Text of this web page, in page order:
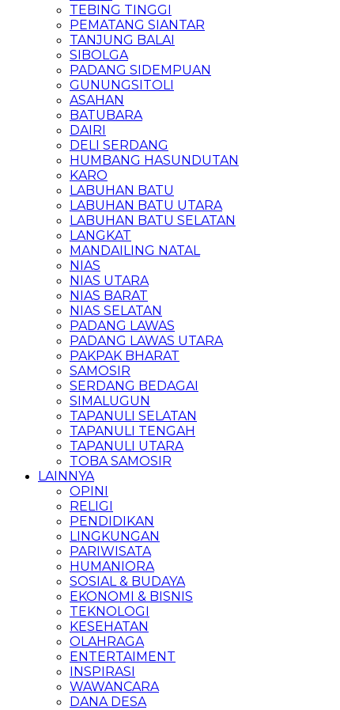
TEBING TINGGI
PEMATANG SIANTAR
TANJUNG BALAI
SIBOLGA
PADANG SIDEMPUAN
GUNUNGSITOLI
ASAHAN
BATUBARA
DAIRI
DELI SERDANG
HUMBANG HASUNDUTAN
KARO
LABUHAN BATU
LABUHAN BATU UTARA
LABUHAN BATU SELATAN
LANGKAT
MANDAILING NATAL
NIAS
NIAS UTARA
NIAS BARAT
NIAS SELATAN
PADANG LAWAS
PADANG LAWAS UTARA
PAKPAK BHARAT
SAMOSIR
SERDANG BEDAGAI
SIMALUGUN
TAPANULI SELATAN
TAPANULI TENGAH
TAPANULI UTARA
TOBA SAMOSIR
LAINNYA
OPINI
RELIGI
PENDIDIKAN
LINGKUNGAN
PARIWISATA
HUMANIORA
SOSIAL & BUDAYA
EKONOMI & BISNIS
TEKNOLOGI
KESEHATAN
OLAHRAGA
ENTERTAIMENT
INSPIRASI
WAWANCARA
DANA DESA